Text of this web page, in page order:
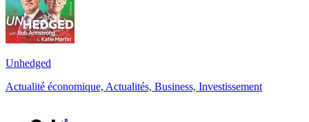
Unhedged
Actualité économique, Actualités, Business, Investissement